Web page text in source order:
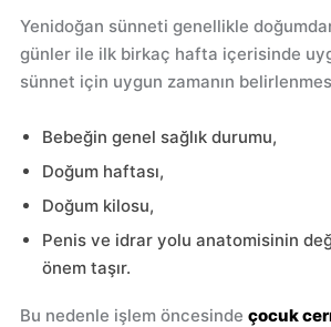
Yenidoğan sünneti genellikle
günler ile ilk birkaç hafta içerisinde
sünnet için uygun zamanın
Bebeğin genel sağlık durumu,
Doğum haftası,
Doğum kilosu,
Penis ve idrar yolu anatomisinin
önem taşır.
Bu nedenle işlem öncesinde çocuk